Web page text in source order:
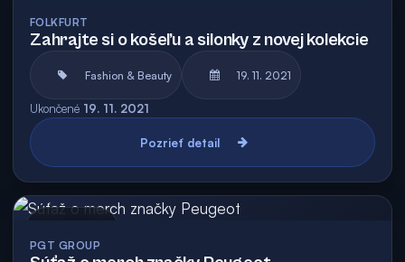
FOLKFURT
Zahrajte si o košeľu a silonky z novej kolekcie
Fashion & Beauty 19. 11. 2021
Ukončené 19. 11. 2021
Pozrieť detail
PGT GROUP